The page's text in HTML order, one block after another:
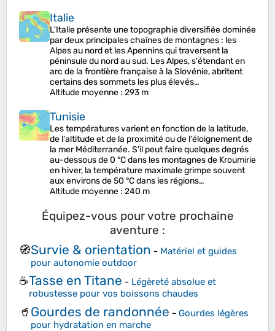
Italie
L'Italie présente une topographie diversifiée dominée
par deux principales chaînes de montagnes : les
Alpes au nord et les Apennins qui traversent la
péninsule du nord au sud. Les Alpes, s'étendant en
arc de la frontière française à la Slovénie, abritent
certains des sommets les plus élevés…
Altitude moyenne : 293 m
Tunisie
Les températures varient en fonction de la latitude,
de l'altitude et de la proximité ou de l'éloignement de
la mer Méditerranée. S'il peut faire quelques degrés
au-dessous de 0 °C dans les montagnes de Kroumirie
en hiver, la température maximale grimpe souvent
aux environs de 50 °C dans les régions…
Altitude moyenne : 240 m
Équipez-vous pour votre prochaine
aventure :
🧭Survie & orientation - Matériel et guides
pour autonomie outdoor
☕Tasse en Titane - Légèreté absolue et
robustesse pour vos boissons chaudes
🥤 Gourdes de randonnée - Gourdes légères
pour hydratation en marche